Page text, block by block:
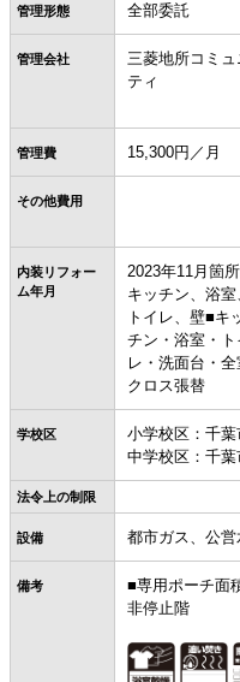
管理形態 全部委託
管理会社
三菱地所コミュ
ティ
管理費 15,300円／月
その他費用
内装リフォー
ム年月
2023年11月箇所
キッチン、浴室
トイレ、壁■キ
チン・浴室・ト
レ・洗面台・全
クロス張替
学校区
小学校区：千
中学校区：千
法令上の制限
設備 都市ガス、公営
備考
■専用ポーチ面
非停止階